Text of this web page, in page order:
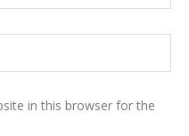
in this browser for the